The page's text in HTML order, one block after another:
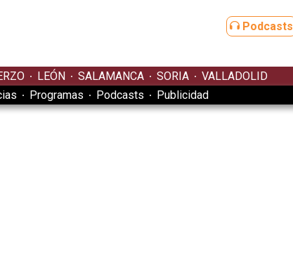
Podcasts
LEÓN SALAMANCA SORIA
VALLADOLID
Programas Podcasts Publicidad